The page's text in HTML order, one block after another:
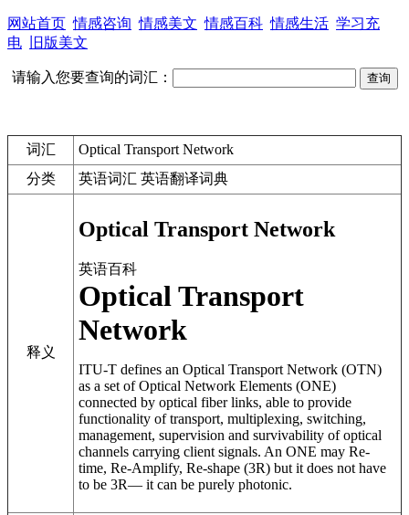
网站首页 情感咨询 情感美文 情感百科 情感生活 学习充
电
旧版美文
请输入您要查询的词汇：
词汇
Optical Transport Network
分类
英语词汇 英语翻译词典
释义
Optical Transport Network
英语百科
Optical Transport
Network
ITU-T defines an Optical Transport Network (OTN)
as a set of Optical Network Elements (ONE)
connected by optical fiber links, able to provide
functionality of transport, multiplexing, switching,
management, supervision and survivability of optical
channels carrying client signals. An ONE may Re-
time, Re-Amplify, Re-shape (3R) but it does not have
to be 3R— it can be purely photonic.